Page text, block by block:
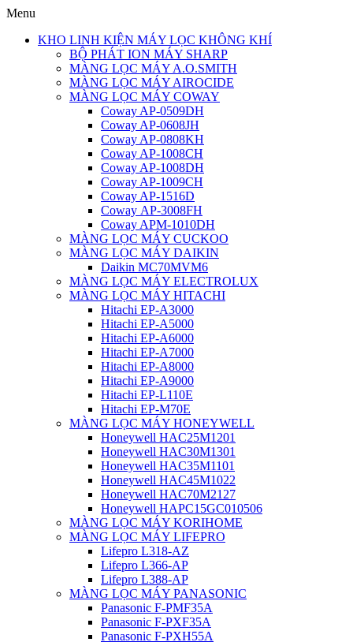
Menu
KHO LINH KIỆN MÁY LỌC KHÔNG KHÍ
BỘ PHÁT ION MÁY SHARP
MÀNG LỌC MÁY A.O.SMITH
MÀNG LỌC MÁY AIROCIDE
MÀNG LỌC MÁY COWAY
Coway AP-0509DH
Coway AP-0608JH
Coway AP-0808KH
Coway AP-1008CH
Coway AP-1008DH
Coway AP-1009CH
Coway AP-1516D
Coway AP-3008FH
Coway APM-1010DH
MÀNG LỌC MÁY CUCKOO
MÀNG LỌC MÁY DAIKIN
Daikin MC70MVM6
MÀNG LỌC MÁY ELECTROLUX
MÀNG LỌC MÁY HITACHI
Hitachi EP-A3000
Hitachi EP-A5000
Hitachi EP-A6000
Hitachi EP-A7000
Hitachi EP-A8000
Hitachi EP-A9000
Hitachi EP-L110E
Hitachi EP-M70E
MÀNG LỌC MÁY HONEYWELL
Honeywell HAC25M1201
Honeywell HAC30M1301
Honeywell HAC35M1101
Honeywell HAC45M1022
Honeywell HAC70M2127
Honeywell HAPC15GC010506
MÀNG LỌC MÁY KORIHOME
MÀNG LỌC MÁY LIFEPRO
Lifepro L318-AZ
Lifepro L366-AP
Lifepro L388-AP
MÀNG LỌC MÁY PANASONIC
Panasonic F-PMF35A
Panasonic F-PXF35A
Panasonic F-PXH55A